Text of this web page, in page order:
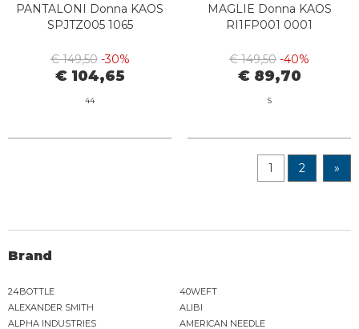
PANTALONI Donna KAOS
SPJTZ005 1065
€ 149,50 -30%
€ 104,65
44
MAGLIE Donna KAOS
RI1FP001 0001
€ 149,50 -40%
€ 89,70
S
1 2 »
Brand
24BOTTLE
40WEFT
ALEXANDER SMITH
ALIBI
ALPHA INDUSTRIES
AMERICAN NEEDLE